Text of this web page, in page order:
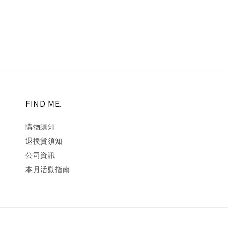
FIND ME.
購物須知
退換貨須知
公司資訊
本月活動指南